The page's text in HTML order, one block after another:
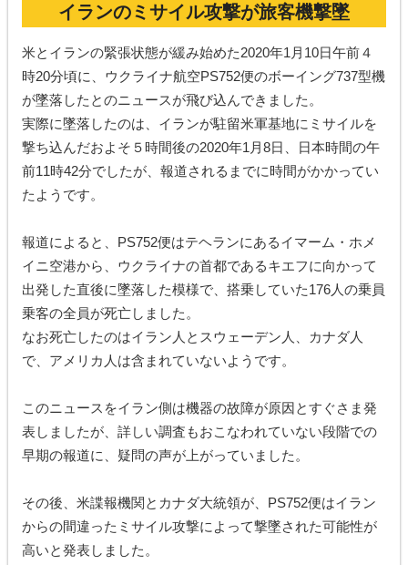
イランのミサイル攻撃が旅客機撃墜
米とイランの緊張状態が緩み始めた2020年1月10日午前４
時20分頃に、ウクライナ航空PS752便のボーイング737型機
が墜落したとのニュースが飛び込んできました。
実際に墜落したのは、イランが駐留米軍基地にミサイルを
撃ち込んだおよそ５時間後の2020年1月8日、日本時間の午
前11時42分でしたが、報道されるまでに時間がかかってい
たようです。
報道によると、PS752便はテヘランにあるイマーム・ホメ
イニ空港から、ウクライナの首都であるキエフに向かって
出発した直後に墜落した模様で、搭乗していた176人の乗員
乗客の全員が死亡しました。
なお死亡したのはイラン人とスウェーデン人、カナダ人
で、アメリカ人は含まれていないようです。
このニュースをイラン側は機器の故障が原因とすぐさま発
表しましたが、詳しい調査もおこなわれていない段階での
早期の報道に、疑問の声が上がっていました。
その後、米諜報機関とカナダ大統領が、PS752便はイラン
からの間違ったミサイル攻撃によって撃墜された可能性が
高いと発表しました。